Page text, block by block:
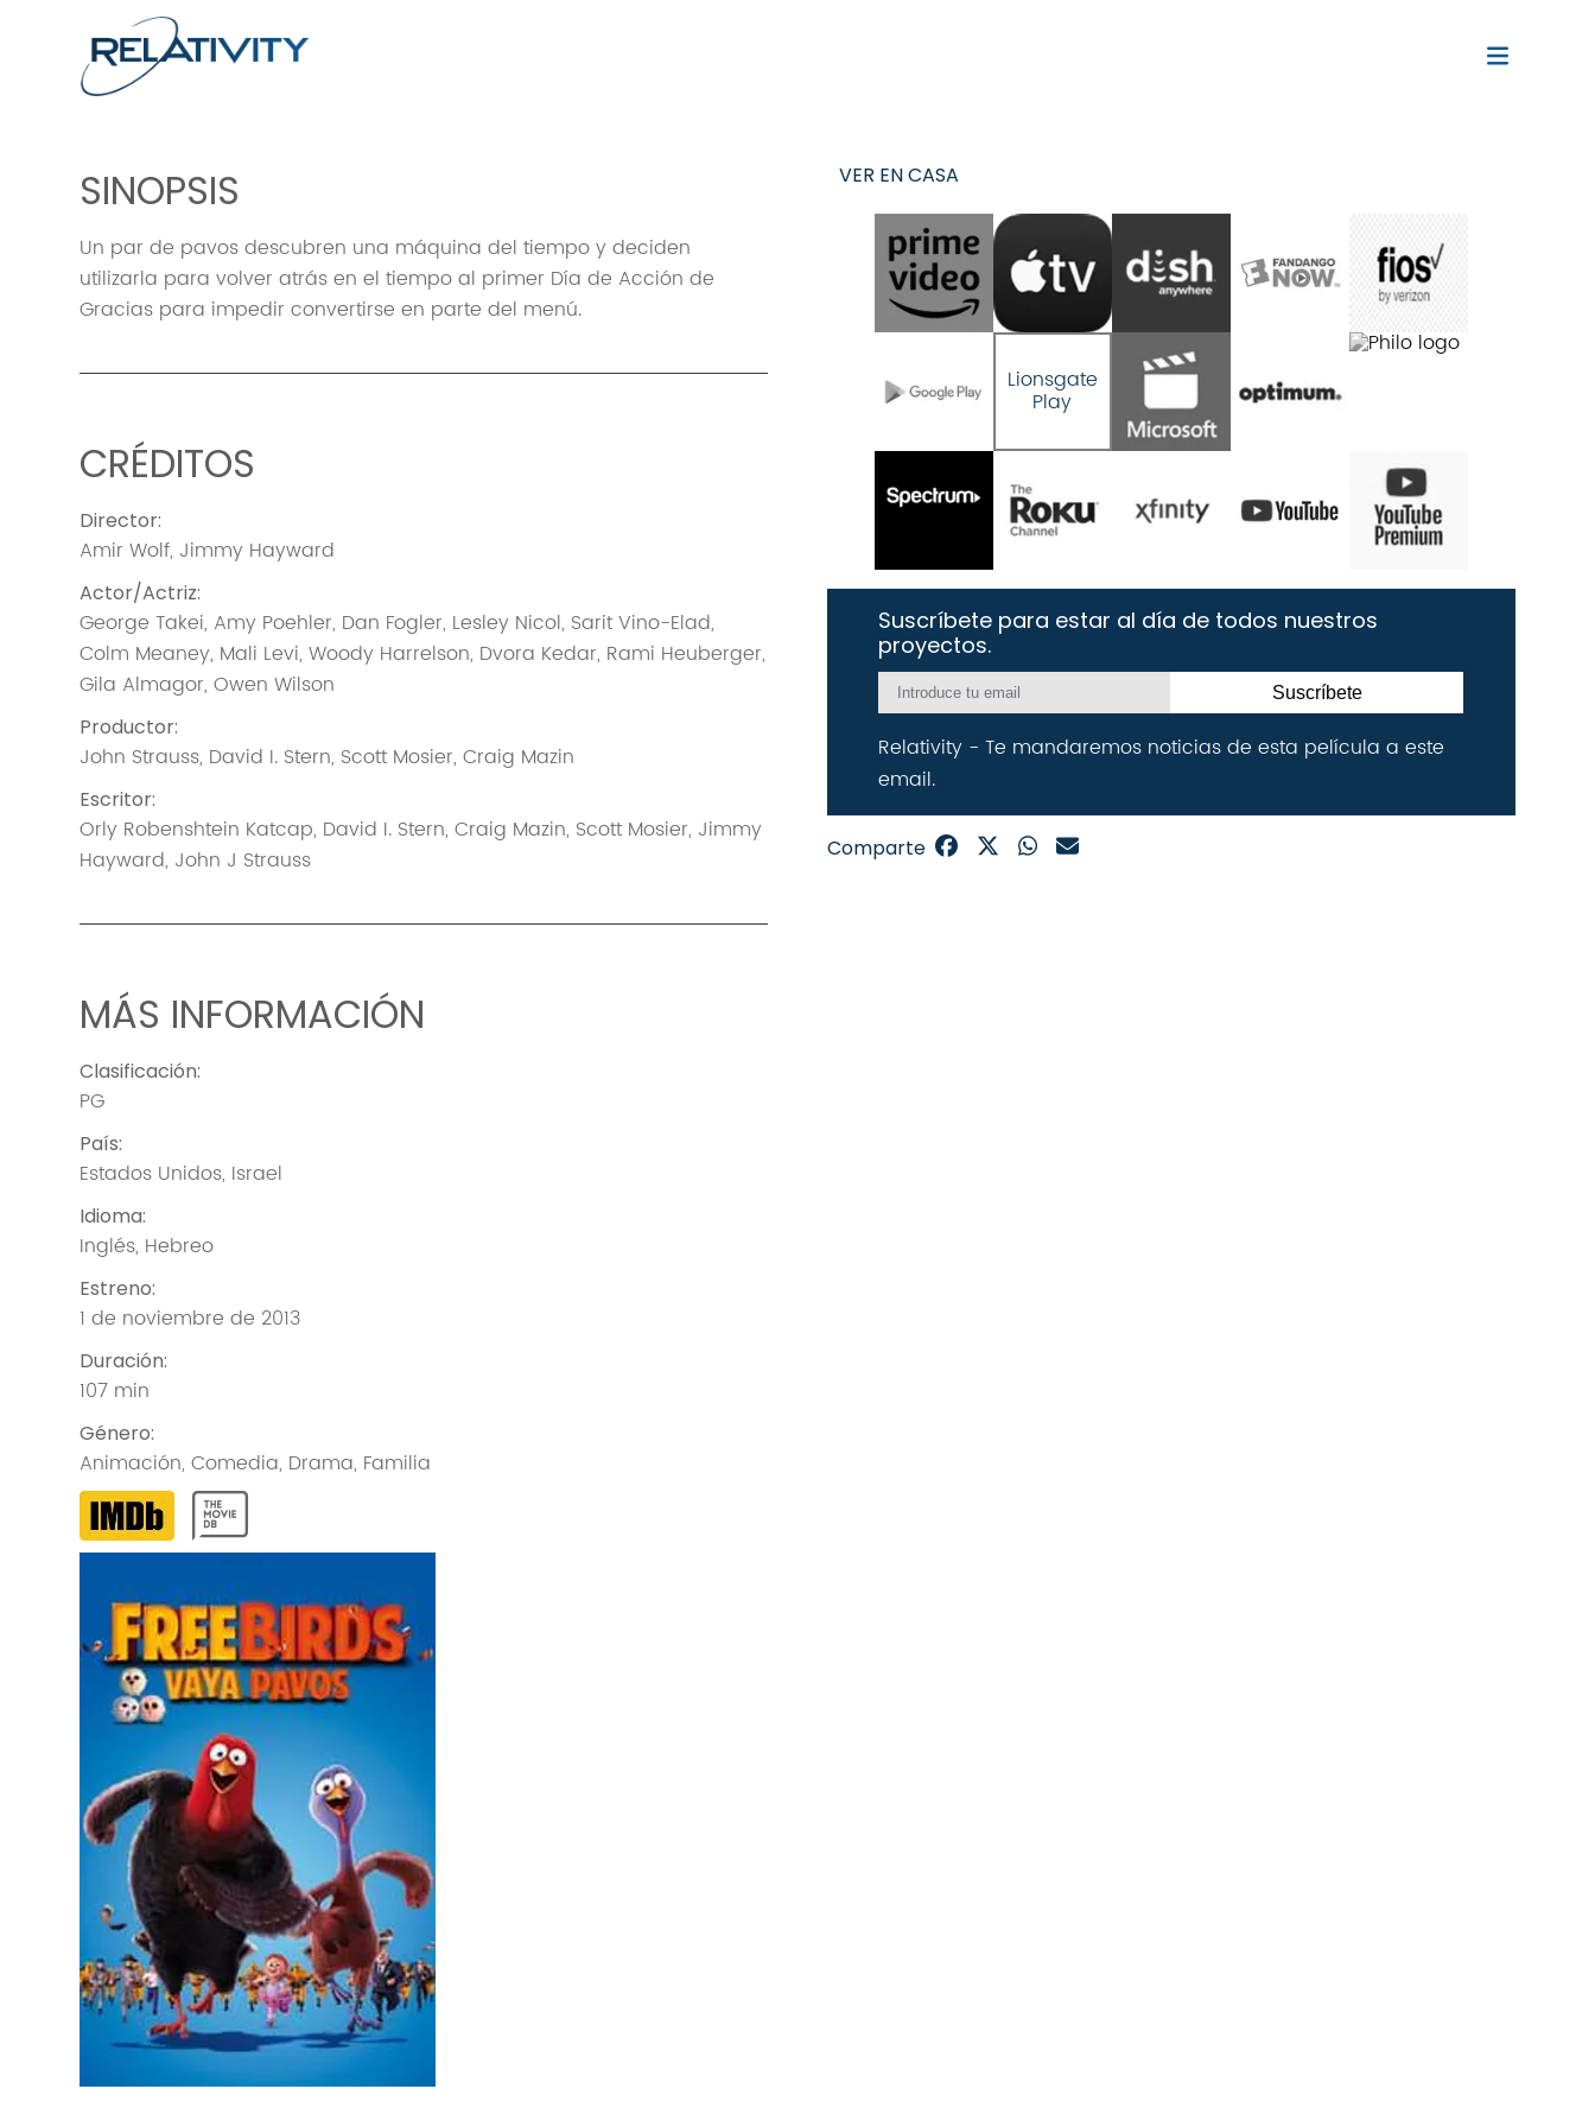
SINOPSIS
Un par de pavos descubren una máquina del tiempo y deciden
utilizarla para volver atrás en el tiempo al primer Día de Acción de
Gracias para impedir convertirse en parte del menú.
CRÉDITOS
Director:
Amir Wolf, Jimmy Hayward
Actor/Actriz:
George Takei, Amy Poehler, Dan Fogler, Lesley Nicol, Sarit Vino-Elad,
Colm Meaney, Mali Levi,Woody Harrelson, Dvora Kedar, Rami Heuberger,
Gila Almagor,Owen Wilson
Productor:
John Strauss, David I. Stern, Scott Mosier,Craig Mazin
Escritor:
Orly Robenshtein Katcap, David I. Stern,Craig Mazin, Scott Mosier, Jimmy
Hayward, John J Strauss
MÁS INFORMACIÓN
Clasificación:
PG
País:
Estados Unidos, Israel
Idioma:
Inglés, Hebreo
Estreno:
1 de noviembre de 2013
Duración:
107 min
Género:
Animación,Comedia, Drama, Familia
VER EN CASA
Lionsgate
Play
Suscríbete para estar al día de todos nuestros
proyectos.
Suscríbete
Relativity - Te mandaremos noticias de esta película a este
email.
Comparte